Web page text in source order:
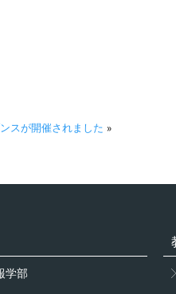
スが開催されました »
学部